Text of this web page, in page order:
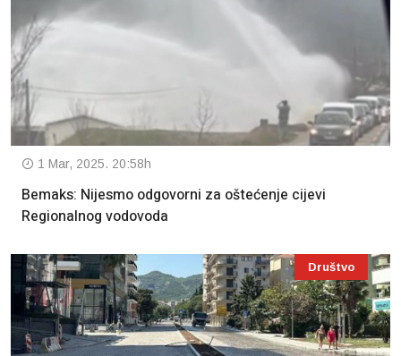
1 Mar, 2025. 20:58h
Bemaks: Nijesmo odgovorni za oštećenje cijevi
Regionalnog vodovoda
Društvo